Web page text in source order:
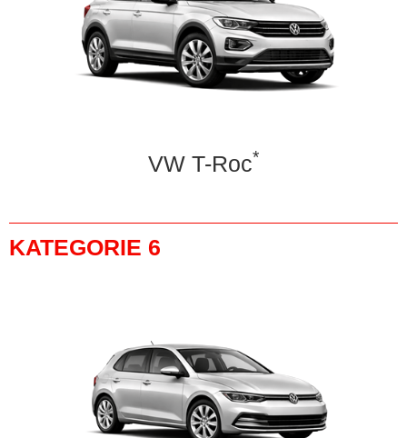
VW T-Roc*
KATEGORIE 6